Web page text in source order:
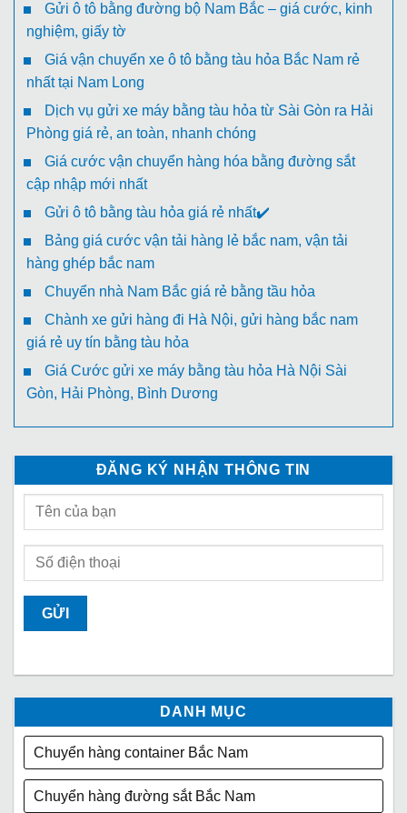
Gửi ô tô bằng đường bộ Nam Bắc – giá cước, kinh
nghiệm, giấy tờ
Giá vận chuyển xe ô tô bằng tàu hỏa Bắc Nam rẻ
nhất tại Nam Long
Dịch vụ gửi xe máy bằng tàu hỏa từ Sài Gòn ra Hải
Phòng giá rẻ, an toàn, nhanh chóng
Giá cước vận chuyển hàng hóa bằng đường sắt
cập nhập mới nhất
Gửi ô tô bằng tàu hỏa giá rẻ nhất✔️
Bảng giá cước vận tải hàng lẻ bắc nam, vận tải
hàng ghép bắc nam
Chuyển nhà Nam Bắc giá rẻ bằng tầu hỏa
Chành xe gửi hàng đi Hà Nội, gửi hàng bắc nam
giá rẻ uy tín bằng tàu hỏa
Giá Cước gửi xe máy bằng tàu hỏa Hà Nội Sài
Gòn, Hải Phòng, Bình Dương
ĐĂNG KÝ NHẬN THÔNG TIN
DANH MỤC
Chuyển hàng container Bắc Nam
Chuyển hàng đường sắt Bắc Nam